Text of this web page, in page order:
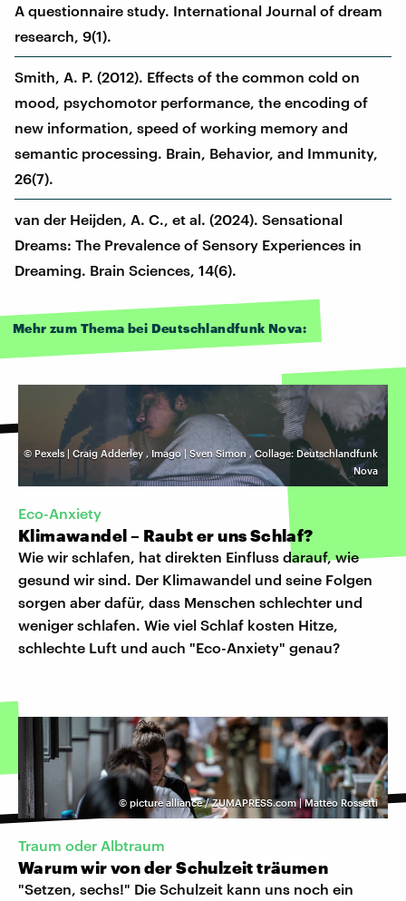
A questionnaire study. International Journal of dream
research, 9(1).
Smith, A. P. (2012). Effects of the common cold on
mood, psychomotor performance, the encoding of
new information, speed of working memory and
semantic processing. Brain, Behavior, and Immunity,
26(7).
van der Heijden, A. C., et al. (2024). Sensational
Dreams: The Prevalence of Sensory Experiences in
Dreaming. Brain Sciences, 14(6).
Mehr zum Thema bei Deutschlandfunk Nova:
© Pexels | Craig Adderley,Imago | Sven Simon ,Collage: Deutschlandfunk
Nova
Eco-Anxiety
Klimawandel – Raubt er uns Schlaf?
Wie wir schlafen, hat direkten Einfluss darauf, wie
gesund wir sind. Der Klimawandel und seine Folgen
sorgen aber dafür, dass Menschen schlechter und
weniger schlafen. Wie viel Schlaf kosten Hitze,
schlechte Luft und auch "Eco-Anxiety" genau?
© picture alliance / ZUMAPRESS.com | Matteo Rossetti
Traum oder Albtraum
Warum wir von der Schulzeit träumen
"Setzen, sechs!" Die Schulzeit kann uns noch ein